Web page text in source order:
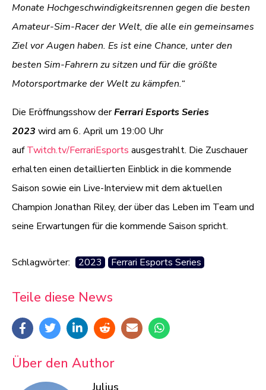
Monate Hochgeschwindigkeitsrennen gegen die besten
Amateur-Sim-Racer der Welt, die alle ein gemeinsames
Ziel vor Augen haben. Es ist eine Chance, unter den
besten Sim-Fahrern zu sitzen und für die größte
Motorsportmarke der Welt zu kämpfen.“
Die Eröffnungsshow derFerrari Esports Series
2023 wird am 6. April um 19:00 Uhr
aufTwitch.tv/FerrariEsports ausgestrahlt. Die Zuschauer
erhalten einen detaillierten Einblick in die kommende
Saison sowie ein Live-Interview mit dem aktuellen
Champion Jonathan Riley, der über das Leben im Team und
seine Erwartungen für die kommende Saison spricht.
Schlagwörter: 2023 Ferrari Esports Series
Teile diese News
Über den Author
Julius